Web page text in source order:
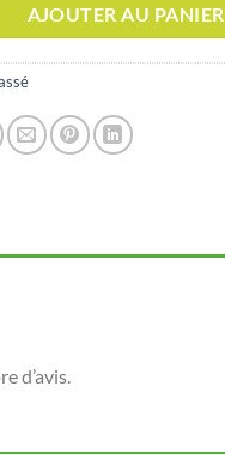
د.ت 13,000.
AJOUTER AU PANIER
d’avis.